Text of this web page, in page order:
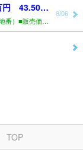
【土地】 山形市久保田二丁目 区画C 1200万円 43.50坪（坪27.59万円）..
■登録NO 260806C■所在地 山形市久保田二丁目11-15（地番）■販売価格 1,200万..
8/06
TOP